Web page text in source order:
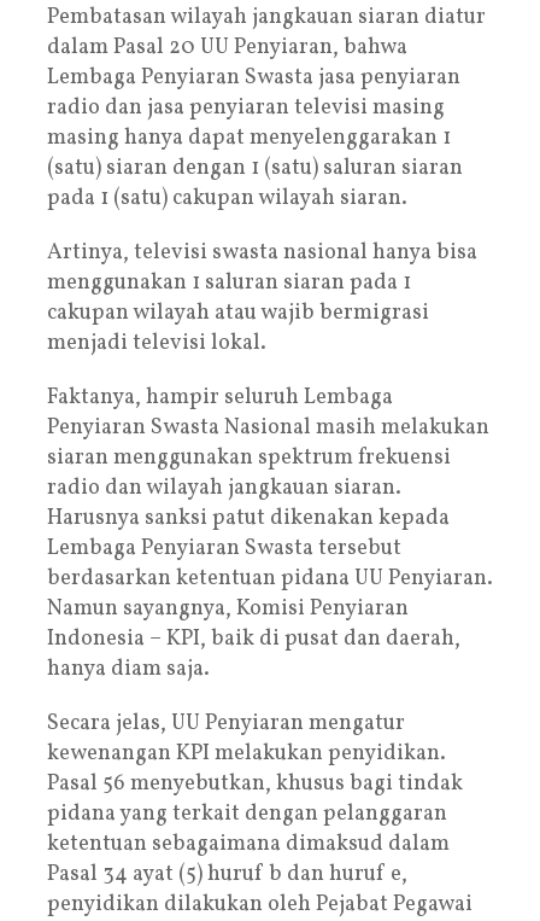
Pembatasan wilayah jangkauan siaran diatur
dalam Pasal 20 UU Penyiaran, bahwa
Lembaga Penyiaran Swasta jasa penyiaran
radio dan jasa penyiaran televisi masing
masing hanya dapat menyelenggarakan 1
(satu) siaran dengan 1 (satu) saluran siaran
pada 1 (satu) cakupan wilayah siaran.
Artinya, televisi swasta nasional hanya bisa
menggunakan 1 saluran siaran pada 1
cakupan wilayah atau wajib bermigrasi
menjadi televisi lokal.
Faktanya, hampir seluruh Lembaga
Penyiaran Swasta Nasional masih melakukan
siaran menggunakan spektrum frekuensi
radio dan wilayah jangkauan siaran.
Harusnya sanksi patut dikenakan kepada
Lembaga Penyiaran Swasta tersebut
berdasarkan ketentuan pidana UU Penyiaran.
Namun sayangnya, Komisi Penyiaran
Indonesia – KPI, baik di pusat dan daerah,
hanya diam saja.
Secara jelas, UU Penyiaran mengatur
kewenangan KPI melakukan penyidikan.
Pasal 56 menyebutkan, khusus bagi tindak
pidana yang terkait dengan pelanggaran
ketentuan sebagaimana dimaksud dalam
Pasal 34 ayat (5) huruf b dan huruf e,
penyidikan dilakukan oleh Pejabat Pegawai